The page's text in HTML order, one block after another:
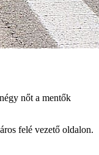
nőt a mentők
felé vezető oldalon.